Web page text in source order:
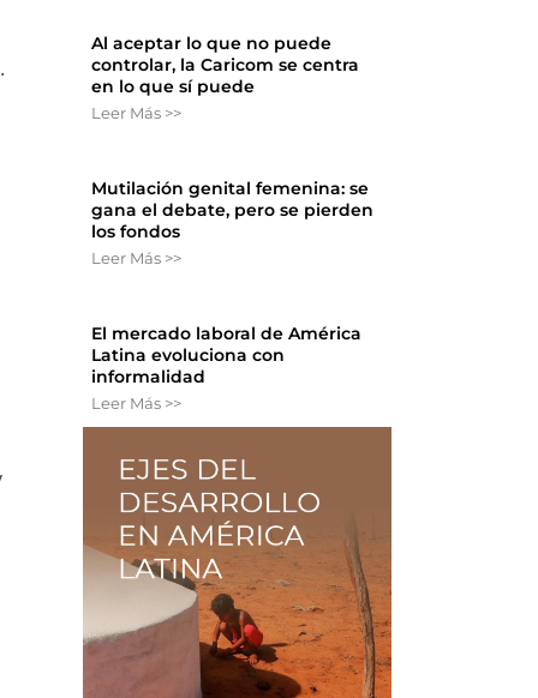
Al aceptar lo que no puede
controlar, la Caricom se centra
en lo que sí puede
Leer Más >>
Mutilación genital femenina: se
gana el debate, pero se pierden
los fondos
Leer Más >>
El mercado laboral de América
Latina evoluciona con
informalidad
Leer Más >>